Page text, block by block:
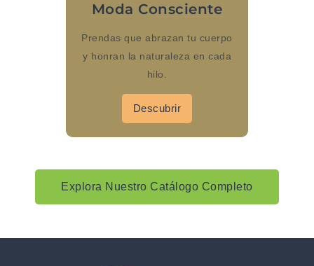
Moda Consciente
Prendas que abrazan tu cuerpo
y honran la naturaleza en cada
hilo.
Descubrir
Explora Nuestro Catálogo Completo